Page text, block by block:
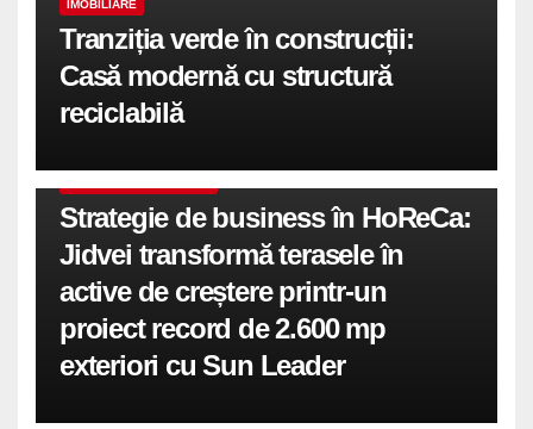
IMOBILIARE
Tranziția verde în construcții:
Casă modernă cu structură
reciclabilă
Strategie de business în HoReCa:
Jidvei transformă terasele în
active de creștere printr-un
proiect record de 2.600 mp
exteriori cu Sun Leader